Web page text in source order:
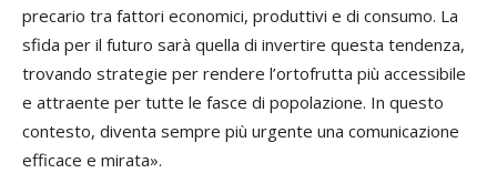
precario tra fattori economici, produttivi e di consumo. La
sfida per il futuro sarà quella di invertire questa tendenza,
trovando strategie per rendere l’ortofrutta più accessibile
e attraente per tutte le fasce di popolazione. In questo
contesto, diventa sempre più urgente una comunicazione
efficace e mirata».